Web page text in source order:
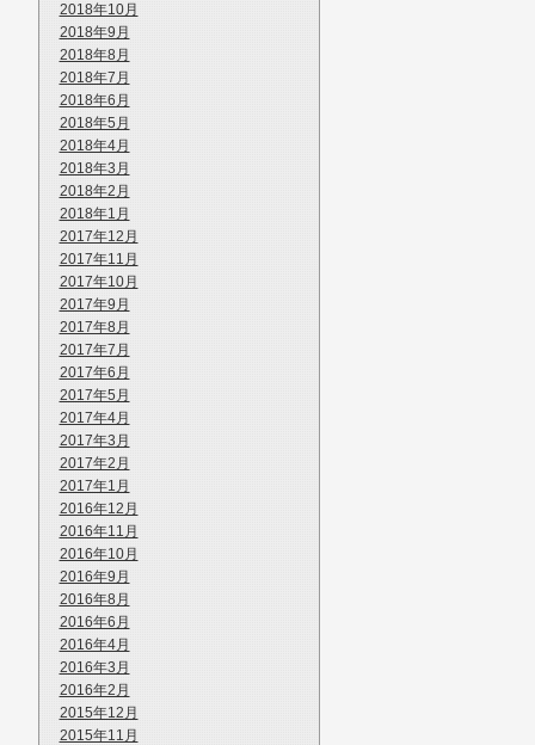
2018年10月
2018年9月
2018年8月
2018年7月
2018年6月
2018年5月
2018年4月
2018年3月
2018年2月
2018年1月
2017年12月
2017年11月
2017年10月
2017年9月
2017年8月
2017年7月
2017年6月
2017年5月
2017年4月
2017年3月
2017年2月
2017年1月
2016年12月
2016年11月
2016年10月
2016年9月
2016年8月
2016年6月
2016年4月
2016年3月
2016年2月
2015年12月
2015年11月